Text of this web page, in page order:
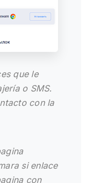
que le
o SMS.
con la
si enlace
con